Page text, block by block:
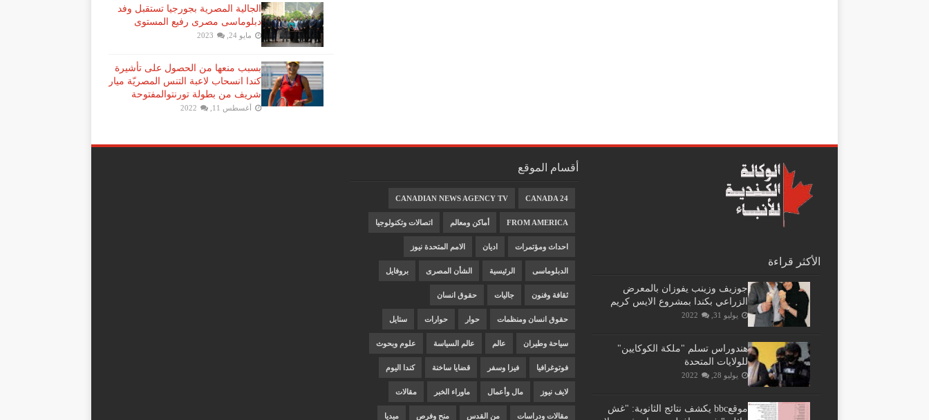
الجالية المصرية بجورجيا تستقبل وفد
دبلوماسى مصرى رفيع المستوى
مايو 24, 2023
بسبب منعها من الحصول على تأشيرة
كندا انسحاب لاعبة ​التنس​ المصريّة ​ميار
شريف​ من بطولة ​تورنتو​المفتوحة
أغسطس 11, 2022
الأكثر قراءة
جوزيف وزينب يفوزان بالمعرض
الزراعي بكندا بمشروع الايس كريم
يوليو 31, 2022
هندوراس تسلم "ملكة الكوكايين"
للولايات المتحدة
يوليو 28, 2022
موقعbbc يكشف نتائج الثانوية: "غش
أقسام الموقع
CANADA 24
CANADIAN NEWS AGENCY TV
FROM AMERICA أماكن ومعالم اتصالات وتكنولوجيا
احداث ومؤتمرات اديان الامم المتحدة نيوز
الدبلوماسى الرئيسية الشأن المصرى بروفايل
ثقافة وفنون جاليات حقوق انسان
حقوق انسان ومنظمات حوار حوارات ستايل
سياحة وطيران عالم عالم السياسة علوم وبحوث
فوتوغرافيا فيزا وسفر قضايا ساخنة كندا اليوم
لايف نيوز مال وأعمال ماوراء الخبر مقالات
مقالات ودراسات من القدس منح وفرص ميديا